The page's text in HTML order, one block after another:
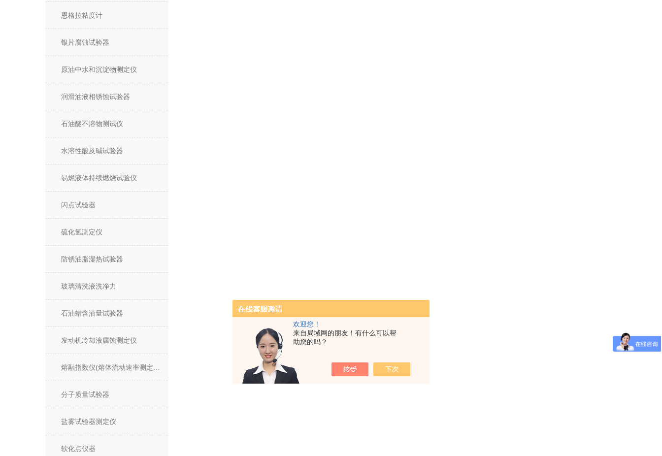
欢迎您！
来自局域网的朋友！有什么可以帮
助您的吗？
恩格拉粘度计
银片腐蚀试验器
原油中水和沉淀物测定仪
润滑油液相锈蚀试验器
石油醚不溶物测试仪
水溶性酸及碱试验器
易燃液体持续燃烧试验仪
闪点试验器
硫化氢测定仪
防锈油脂湿热试验器
玻璃清洗液洗净力
石油蜡含油量试验器
发动机冷却液腐蚀测定仪
分子质量试验器
盐雾试验器测定仪
软化点仪器